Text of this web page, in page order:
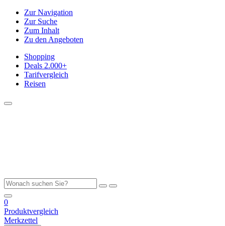
Zur Navigation
Zur Suche
Zum Inhalt
Zu den Angeboten
Shopping
Deals 2.000+
Tarifvergleich
Reisen
0
Produktvergleich
Merkzettel